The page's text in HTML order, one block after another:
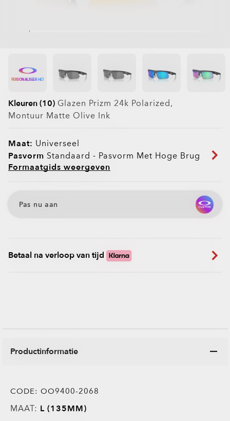
PERSONALISEER HET
Kleuren (10) Glazen Prizm 24k Polarized,
Montuur Matte Olive Ink
Maat: Universeel
Pasvorm Standaard - Pasvorm Met Hoge Brug
Formaatgids weergeven
Pas nu aan
Betaal na verloop van tijd
Productinformatie
CODE: OO9400-2068
MAAT: L (135MM)